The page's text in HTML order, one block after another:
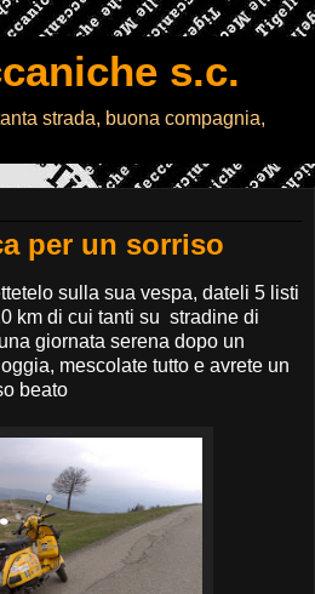
s.c.
strada, buona compagnia,
per un sorriso
sulla sua vespa, dateli 5 listi
km di cui tanti su stradine di
giornata serena dopo un
mescolate tutto e avrete un
beato